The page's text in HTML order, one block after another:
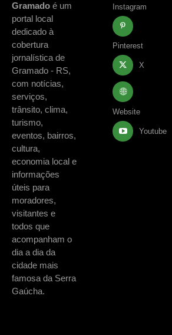
Gramado é um
portal local
dedicado à
cobertura
jornalística de
Gramado - RS,
com notícias,
serviços,
trânsito, clima,
turismo,
eventos, bairros,
cultura,
economia local e
informações
úteis para
moradores,
visitantes e
todos que
acompanham o
dia a dia da
cidade mais
famosa da Serra
Gaúcha.
Instagram
Pinterest
X
Website
Youtube